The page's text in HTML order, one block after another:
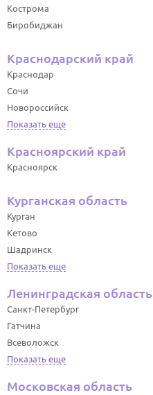
Кострома
Биробиджан
Краснодарский край
Краснодар
Сочи
Новороссийск
Показать еще
Красноярский край
Красноярск
Курганская область
Курган
Кетово
Шадринск
Показать еще
Ленинградская область
Санкт-Петербург
Гатчина
Всеволожск
Показать еще
Московская область